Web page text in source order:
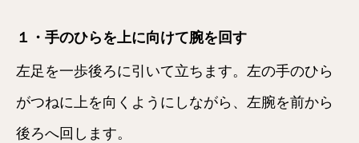
１・手のひらを上に向けて腕を回す
左足を一歩後ろに引いて立ちます。左の手のひら
がつねに上を向くようにしながら、左腕を前から
後ろへ回します。